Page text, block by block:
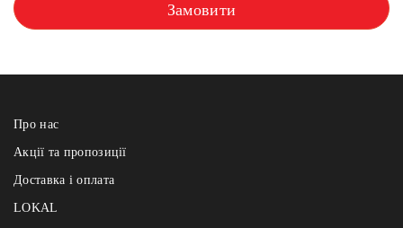
Замовити
Про нас
Акції та пропозиції
Доставка і оплата
LOKAL